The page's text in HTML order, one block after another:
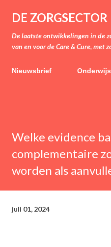
Doorgaan
DE ZORGSECTOR
De laatste ontwikkelingen in de
van en voor de Care & Cure, met
Nieuwsbrief
Welke evidence
complementaire
worden als
juli 01, 2024